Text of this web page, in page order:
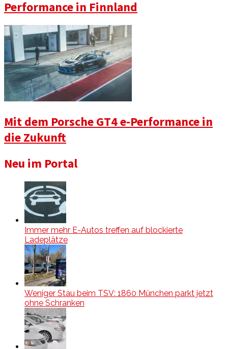
Performance in Finnland
Mit dem Porsche GT4 e-Performance in
die Zukunft
Neu im Portal
Immer mehr E-Autos treffen auf blockierte
Ladeplätze
Weniger Stau beim TSV: 1860 München parkt jetzt
ohne Schranken